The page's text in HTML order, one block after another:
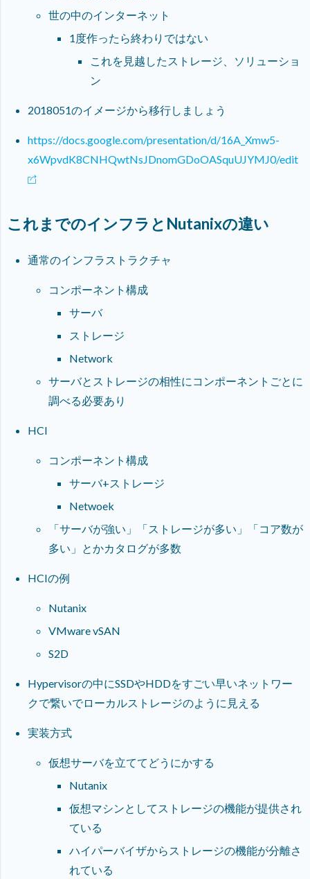
世の中のインターネット
1度作ったら終わりではない
これを見越したストレージ、ソリューショ
ン
2018051のイメージから移行しましょう
https://docs.google.com/presentation/d/16A_Xmw5-
x6WpvdK8CNHQwtNsJDnomGDoOASquUJYMJ0/edit
これまでのインフラとNutanixの違い
通常のインフラストラクチャ
コンポーネント構成
サーバ
ストレージ
Network
サーバとストレージの相性にコンポーネントごとに
調べる必要あり
HCI
コンポーネント構成
サーバ+ストレージ
Netwoek
「サーバが強い」「ストレージが多い」「コア数が
多い」とかカタログが多数
HCIの例
Nutanix
VMware vSAN
S2D
Hypervisorの中にSSDやHDDをすごい早いネットワー
クで繋いでローカルストレージのように見える
実装方式
仮想サーバを立ててどうにかする
Nutanix
仮想マシンとしてストレージの機能が提供され
ている
ハイパーバイザからストレージの機能が分離さ
れている